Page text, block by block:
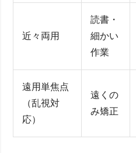
近々両用
読書・
細かい
作業
遠用単焦点
（乱視対
応）
遠くの
み矯正